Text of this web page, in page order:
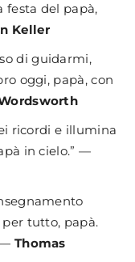
festa del papà,
Keller
di guidarmi,
oggi, papà, con
ricordi e illumina
in cielo.” —
tutto, papà.
— Thomas